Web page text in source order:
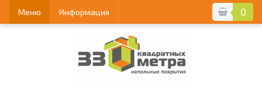
0
Меню Информация